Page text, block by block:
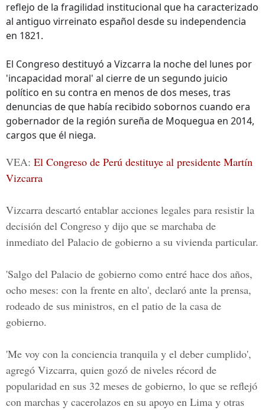
reflejo de la fragilidad institucional que ha caracterizado
al antiguo virreinato español desde su independencia
en 1821.
El Congreso destituyó a Vizcarra la noche del lunes por
'incapacidad moral' al cierre de un segundo juicio
político en su contra en menos de dos meses, tras
denuncias de que había recibido sobornos cuando era
gobernador de la región sureña de Moquegua en 2014,
cargos que él niega.
VEA: El Congreso de Perú destituye al presidente Martín
Vizcarra
Vizcarra descartó entablar acciones legales para resistir la
decisión del Congreso y dijo que se marchaba de
inmediato del Palacio de gobierno a su vivienda particular.
'Salgo del Palacio de gobierno como entré hace dos años,
ocho meses: con la frente en alto', declaró ante la prensa,
rodeado de sus ministros, en el patio de la casa de
gobierno.
'Me voy con la conciencia tranquila y el deber cumplido',
agregó Vizcarra, quien gozó de niveles récord de
popularidad en sus 32 meses de gobierno, lo que se reflejó
con marchas y cacerolazos en su apoyo en Lima y otras